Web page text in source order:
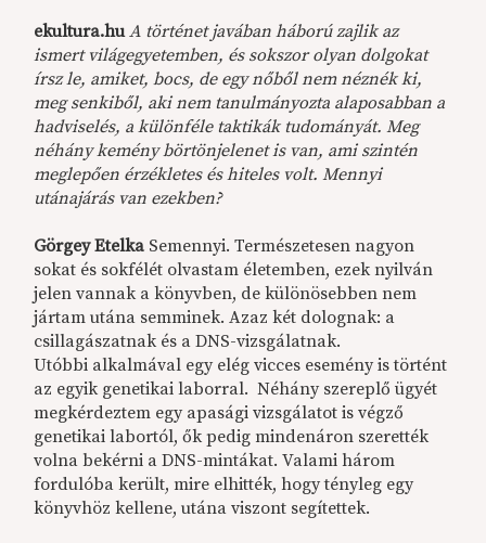
ekultura.hu A történet javában háború zajlik az
ismert világegyetemben, és sokszor olyan dolgokat
írsz le, amiket, bocs, de egy nőből nem néznék ki,
meg senkiből, aki nem tanulmányozta alaposabban a
hadviselés, a különféle taktikák tudományát. Meg
néhány kemény börtönjelenet is van, ami szintén
meglepően érzékletes és hiteles volt. Mennyi
utánajárás van ezekben?
Görgey Etelka Semennyi. Természetesen nagyon
sokat és sokfélét olvastam életemben, ezek nyilván
jelen vannak a könyvben, de különösebben nem
jártam utána semminek. Azaz két dolognak: a
csillagászatnak és a DNS-vizsgálatnak.
Utóbbi alkalmával egy elég vicces esemény is történt
az egyik genetikai laborral. Néhány szereplő ügyét
megkérdeztem egy apasági vizsgálatot is végző
genetikai labortól, ők pedig mindenáron szerették
volna bekérni a DNS-mintákat. Valami három
fordulóba került, mire elhitték, hogy tényleg egy
könyvhöz kellene, utána viszont segítettek.